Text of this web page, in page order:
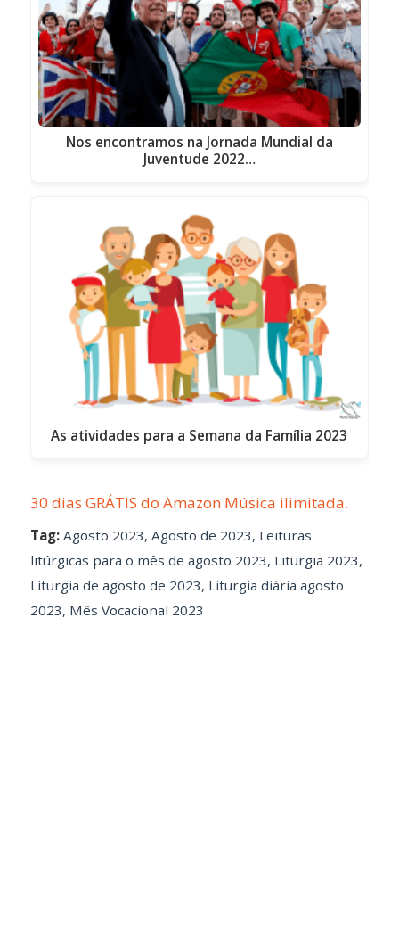
Nos encontramos na Jornada Mundial da
Juventude 2022…
As atividades para a Semana da Família 2023
30 dias GRÁTIS do Amazon Música ilimitada.
Tag: Agosto 2023, Agosto de 2023, Leituras
litúrgicas para o mês de agosto 2023, Liturgia 2023,
Liturgia de agosto de 2023, Liturgia diária agosto
2023, Mês Vocacional 2023